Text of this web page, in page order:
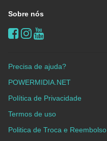
Sobre nós
Precisa de ajuda?
POWERMIDIA.NET
Política de Privacidade
Termos de uso
Politica de Troca e Reembolso